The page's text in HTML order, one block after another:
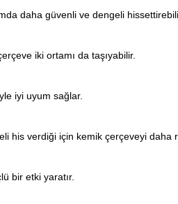
daha güvenli ve dengeli
iki ortamı da taşıyabilir.
iyi uyum sağlar.
his verdiği için kemik çerçeveyi daha
bir etki yaratır.